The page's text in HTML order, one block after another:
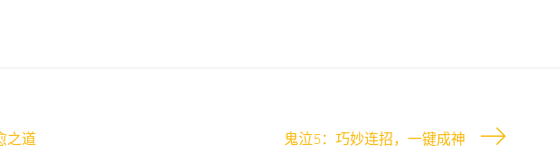
之道 鬼泣5：巧妙连招，一键成神